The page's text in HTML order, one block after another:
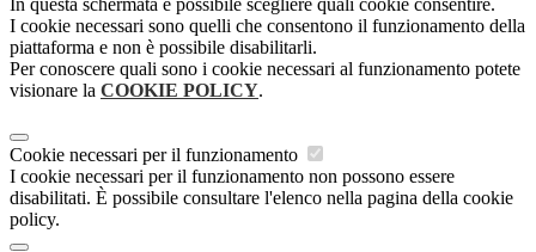
In questa schermata è possibile scegliere quali cookie consentire.
I cookie necessari sono quelli che consentono il funzionamento della
piattaforma e non è possibile disabilitarli.
Per conoscere quali sono i cookie necessari al funzionamento potete
visionare la COOKIE POLICY.
Cookie necessari per il funzionamento
I cookie necessari per il funzionamento non possono essere
disabilitati. È possibile consultare l'elenco nella pagina della cookie
policy.